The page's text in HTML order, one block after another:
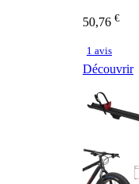
50,76 €
1 avis
Découvrir